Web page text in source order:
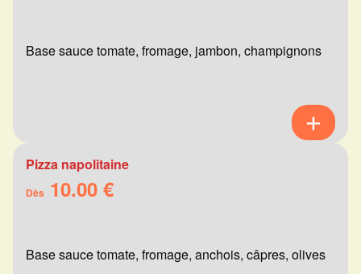
Base sauce tomate, fromage, jambon, champignons
Pizza napolitaine
Dès 10.00 €
Base sauce tomate, fromage, anchois, câpres, olives